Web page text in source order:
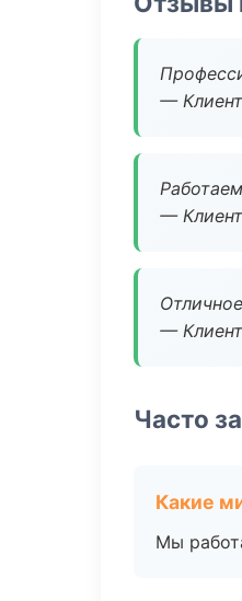
—
—
—
Часто
Какие
Мы